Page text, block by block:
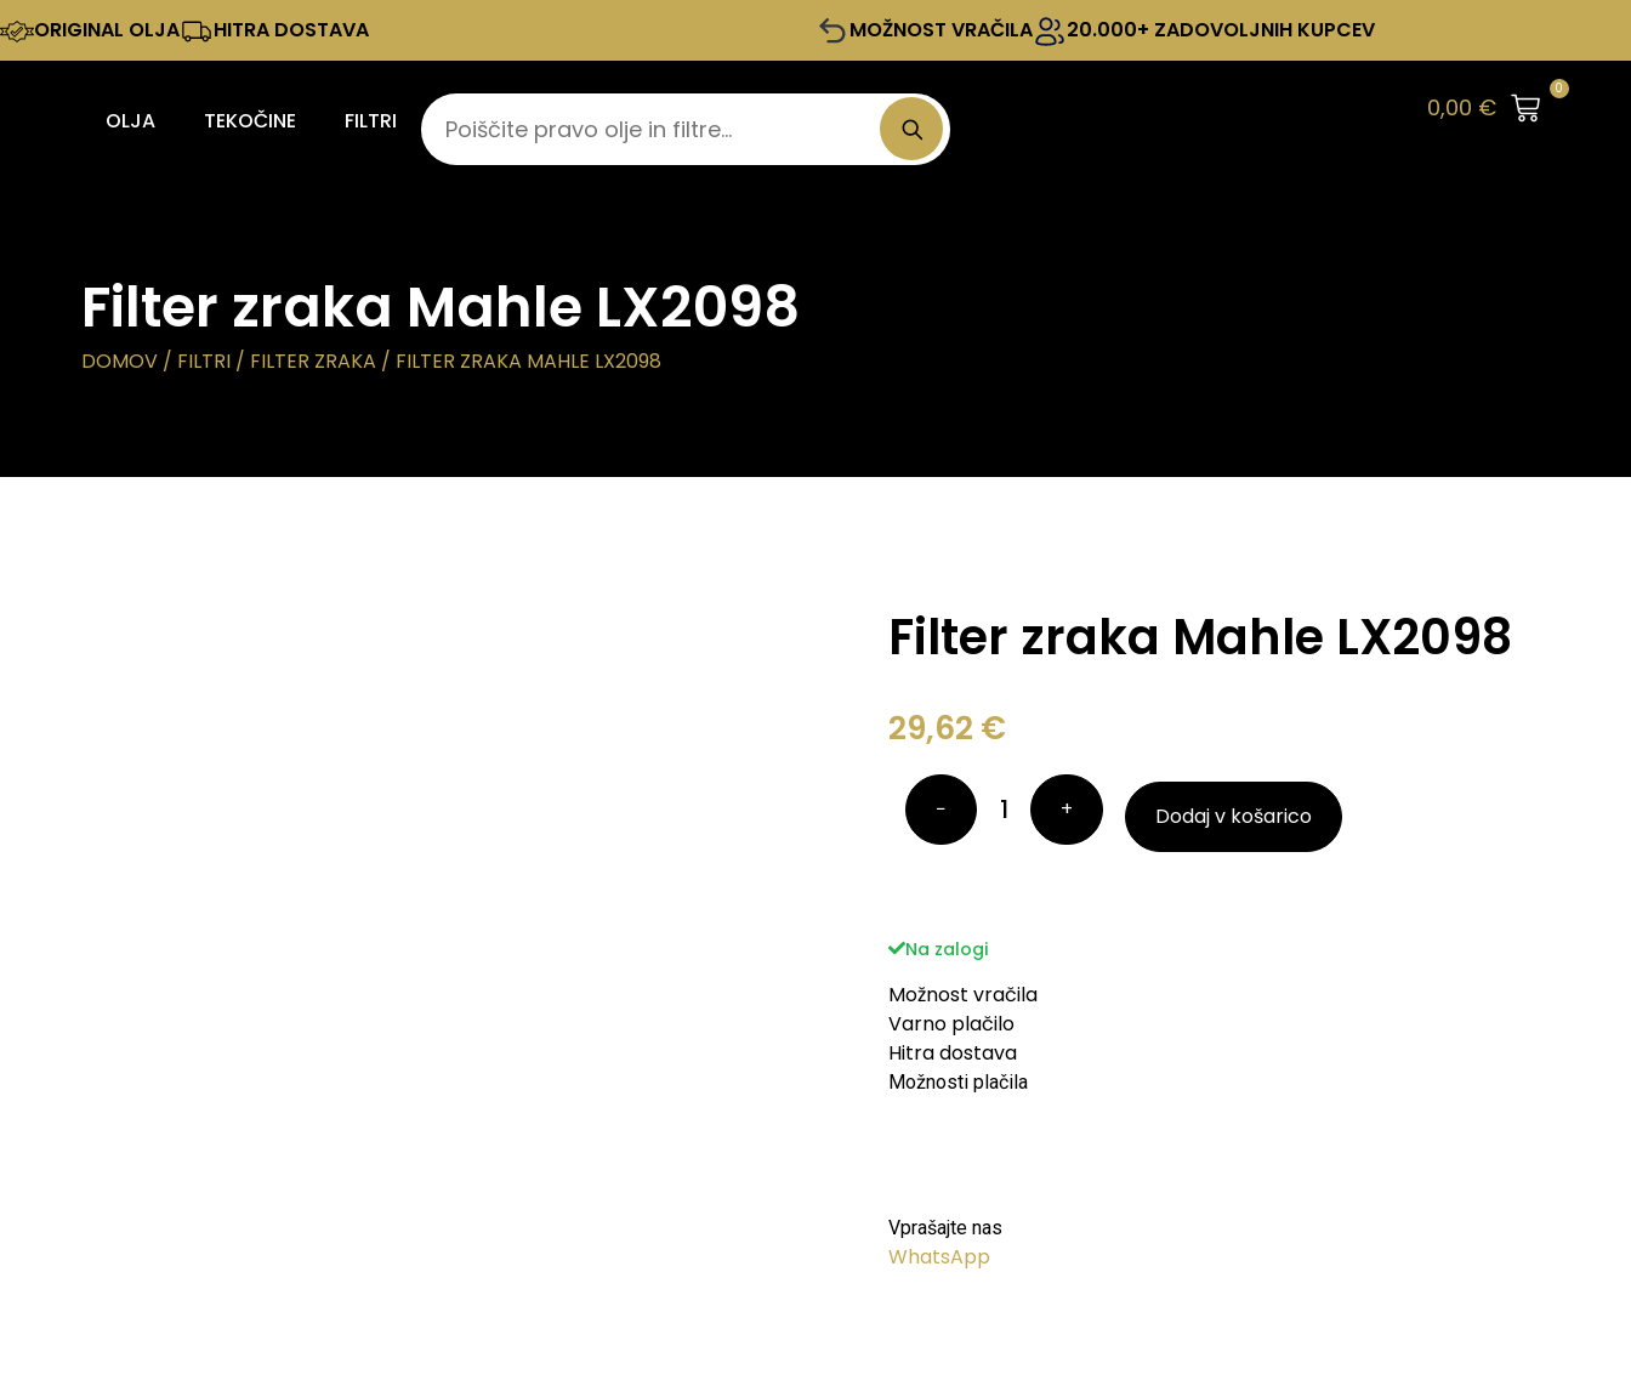
ORIGINAL OLJA HITRA DOSTAVA MOŽNOST VRAČILA 20.000+ ZADOVOLJNIH KUPCEV
OLJA TEKOČINE FILTRI 0,00 €
0
Filter zraka Mahle LX2098
DOMOV / FILTRI / FILTER ZRAKA / FILTER ZRAKA MAHLE LX2098
Filter zraka Mahle LX2098
29,62 €
− + Dodaj v košarico
Na zalogi
Možnost vračila
Varno plačilo
Hitra dostava
Možnosti plačila
Vprašajte nas
WhatsApp